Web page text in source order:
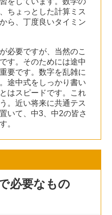
ちょっとした計算ミス
ら、丁度良いタイミン
必要ですが、当然のこ
す。そのためには途中
要です。数字を乱雑に
途中式をしっかり書い
はスピードです。これ
。近い将来に共通テス
いて、中3、中2の皆さ
。
必要なもの